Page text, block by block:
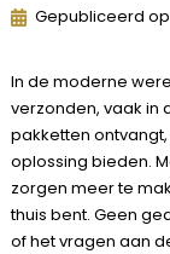
Gepubliceerd
In de moderne
verzonden, vaak in
pakketten
oplossing bieden.
zorgen meer te
thuis bent. Geen
of het vragen aan